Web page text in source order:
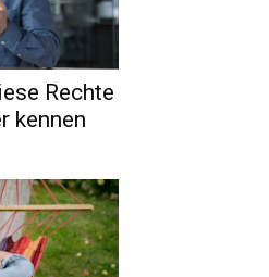
Rechte
kennen